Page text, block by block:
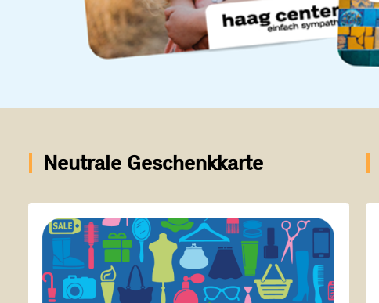
Neutrale Geschenkkarte